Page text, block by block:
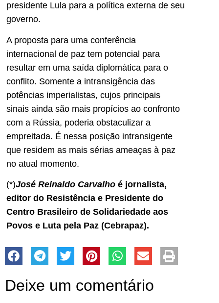
presidente Lula para a política externa de seu
governo.
A proposta para uma conferência
internacional de paz tem potencial para
resultar em uma saída diplomática para o
conflito. Somente a intransigência das
potências imperialistas, cujos principais
sinais ainda são mais propícios ao confronto
com a Rússia, poderia obstaculizar a
empreitada. É nessa posição intransigente
que residem as mais sérias ameaças à paz
no atual momento.
(*)José Reinaldo Carvalho é jornalista,
editor do Resistência e Presidente do
Centro Brasileiro de Solidariedade aos
Povos e Luta pela Paz (Cebrapaz).
Deixe um comentário